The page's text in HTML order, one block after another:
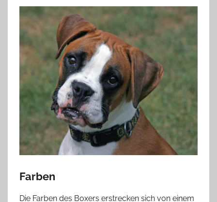
Farben
Die Farben des Boxers erstrecken sich von einem